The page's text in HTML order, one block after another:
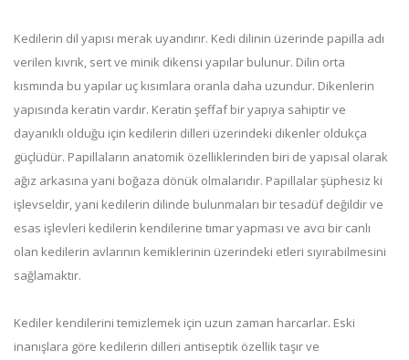
Kedilerin dil yapısı merak uyandırır. Kedi dilinin üzerinde papilla adı
verilen kıvrık, sert ve minik dikensi yapılar bulunur. Dilin orta
kısmında bu yapılar uç kısımlara oranla daha uzundur. Dikenlerin
yapısında keratin vardır. Keratin şeffaf bir yapıya sahiptir ve
dayanıklı olduğu için kedilerin dilleri üzerindeki dikenler oldukça
güçlüdür. Papillaların anatomik özelliklerinden biri de yapısal olarak
ağız arkasına yani boğaza dönük olmalarıdır. Papillalar şüphesiz ki
işlevseldir, yani kedilerin dilinde bulunmaları bir tesadüf değildir ve
esas işlevleri kedilerin kendilerine tımar yapması ve avcı bir canlı
olan kedilerin avlarının kemiklerinin üzerindeki etleri sıyırabilmesini
sağlamaktır.
Kediler kendilerini temizlemek için uzun zaman harcarlar. Eski
inanışlara göre kedilerin dilleri antiseptik özellik taşır ve